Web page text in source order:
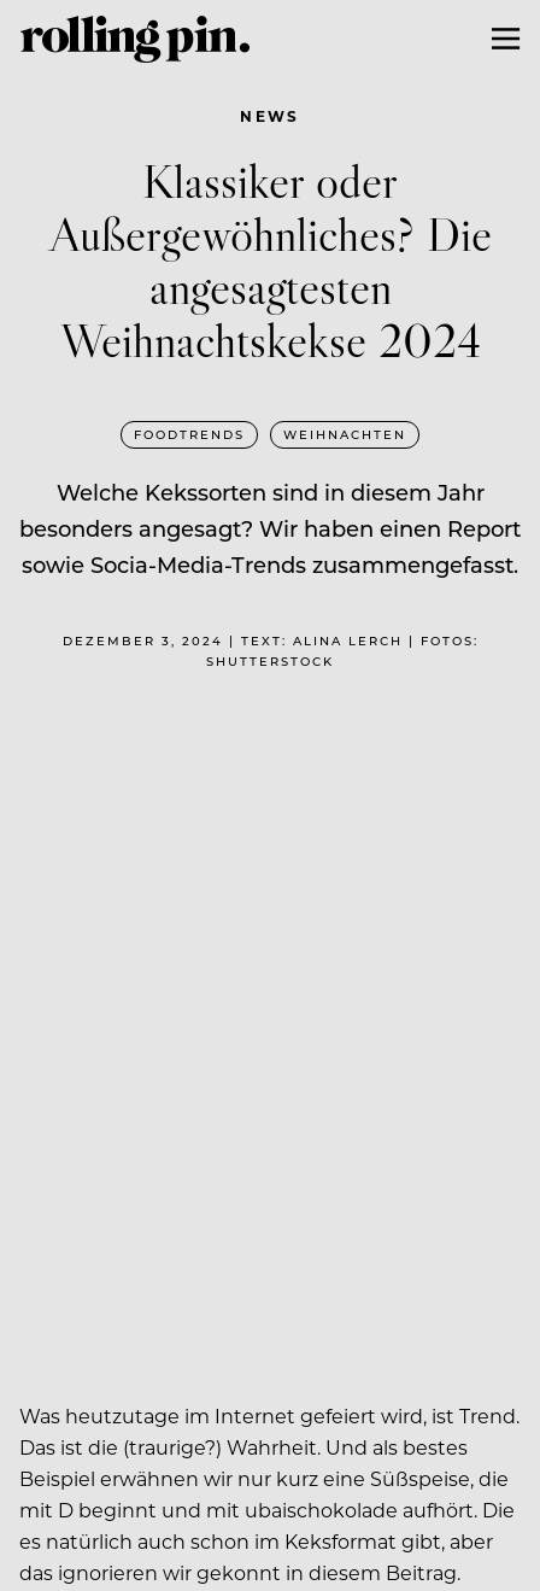
NEWS
Klassiker oder
Außergewöhnliches? Die
angesagtesten
Weihnachtskekse 2024
FOODTRENDS WEIHNACHTEN
Welche Kekssorten sind in diesem Jahr
besonders angesagt? Wir haben einen Report
sowie Socia-Media-Trends zusammengefasst.
DEZEMBER 3, 2024 | TEXT: ALINA LERCH | FOTOS:
SHUTTERSTOCK
Was heutzutage im Internet gefeiert wird, ist Trend.
Das ist die (traurige?) Wahrheit. Und als bestes
Beispiel erwähnen wir nur kurz eine Süßspeise, die
mit D beginnt und mit ubaischokolade aufhört. Die
es natürlich auch schon im Keksformat gibt, aber
das ignorieren wir gekonnt in diesem Beitrag.